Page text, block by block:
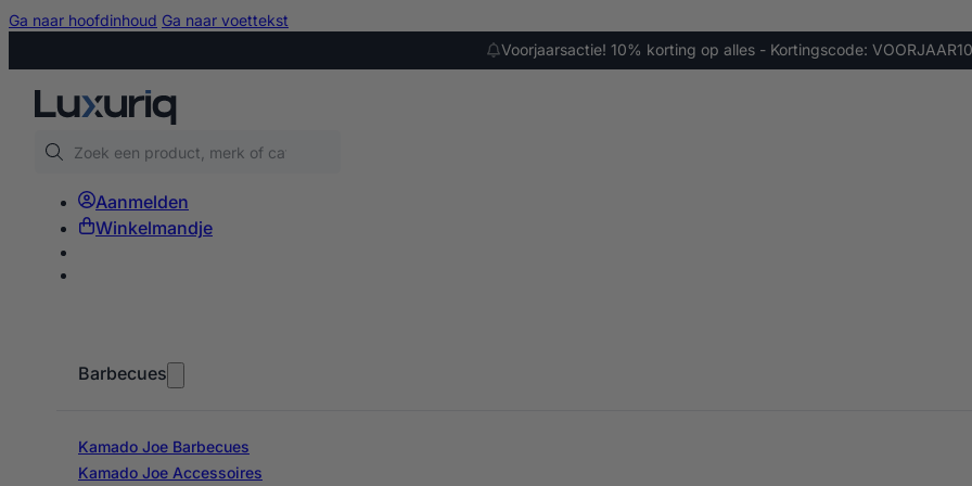
Ga naar hoofdinhoud Ga naar voettekst
Voorjaarsactie! 10% korting op alles - Kortingscode: VOORJAAR10
Zoeken
Aanmelden
Winkelmandje
Barbecues
Kamado Joe Barbecues
Kamado Joe Accessoires